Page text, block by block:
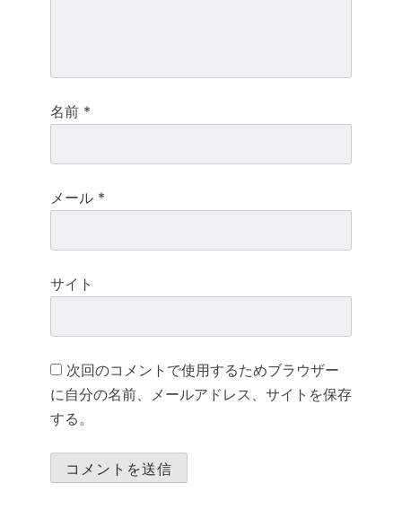
名前 *
メール *
サイト
次回のコメントで使用するためブラウザー
に自分の名前、メールアドレス、サイトを保存
する。